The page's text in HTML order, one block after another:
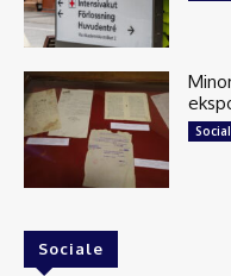
Sociale